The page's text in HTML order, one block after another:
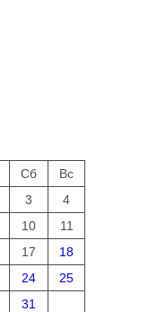
Сб
Вс
3
4
10
11
17
18
24
25
31